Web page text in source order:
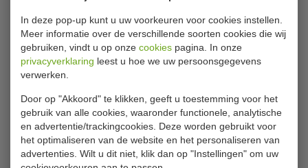
In deze pop-up kunt u uw voorkeuren voor cookies instellen.
Meer informatie over de verschillende soorten cookies die wij
gebruiken, vindt u op onze cookies pagina. In onze
privacyverklaring leest u hoe we uw persoonsgegevens
verwerken.
Door op "Akkoord" te klikken, geeft u toestemming voor het
gebruik van alle cookies, waaronder functionele, analytische
en advertentie/trackingcookies. Deze worden gebruikt voor
het optimaliseren van de website en het personaliseren van
advertenties. Wilt u dit niet, klik dan op "Instellingen" om uw
FM specifieke kenmerken.
Deze autonome ijsmachine maakt gebruik van het
natuurlijke koelmiddel R290, die milieuvriendelijk en
energie-efficiënt is. Hij produceert schilferijs, dat vaak
gebottelde dranken. In de medische sector wordt
schilferijs ook gebruikt voor orgaantransport. Dankzij het
unieke wormlagersysteem wordt het meest efficiënte
ijsproductieproces toegepast, waardoor het waterverbruik
gelijk is aan de ijsproductie. Het hoofdkenmerk van
Lees meer
Bijlages
Installatie instructies
Specificaties
Model
FM 120 KE HC